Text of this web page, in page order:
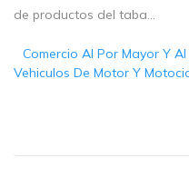
de productos del taba...
Comercio Al Por Mayor Y
Vehiculos De Motor Y